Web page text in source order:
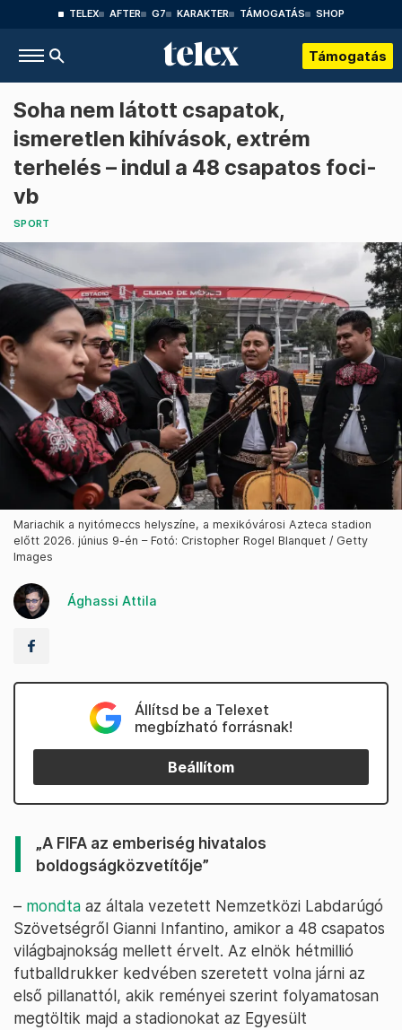
TELEX AFTER G7 KARAKTER TÁMOGATÁS SHOP
Támogatás
Soha nem látott csapatok,
ismeretlen kihívások, extrém
terhelés – indul a 48 csapatos foci-
vb
SPORT
Mariachik a nyitómeccs helyszíne, a mexikóvárosi Azteca stadion
előtt 2026. június 9-én – Fotó: Cristopher Rogel Blanquet / Getty
Images
Ághassi Attila
Állítsd be a Telexet
megbízható forrásnak!
Beállítom
„A FIFA az emberiség hivatalos
boldogságközvetítője”
– mondta az általa vezetett Nemzetközi Labdarúgó
Szövetségről Gianni Infantino, amikor a 48 csapatos
világbajnokság mellett érvelt. Az elnök hétmillió
futballdrukker kedvében szeretett volna járni az
első pillanattól, akik reményei szerint folyamatosan
megtöltik majd a stadionokat az Egyesült